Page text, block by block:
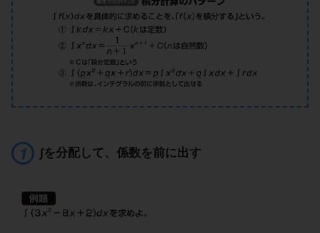
∫を分配して、係数を前に出す